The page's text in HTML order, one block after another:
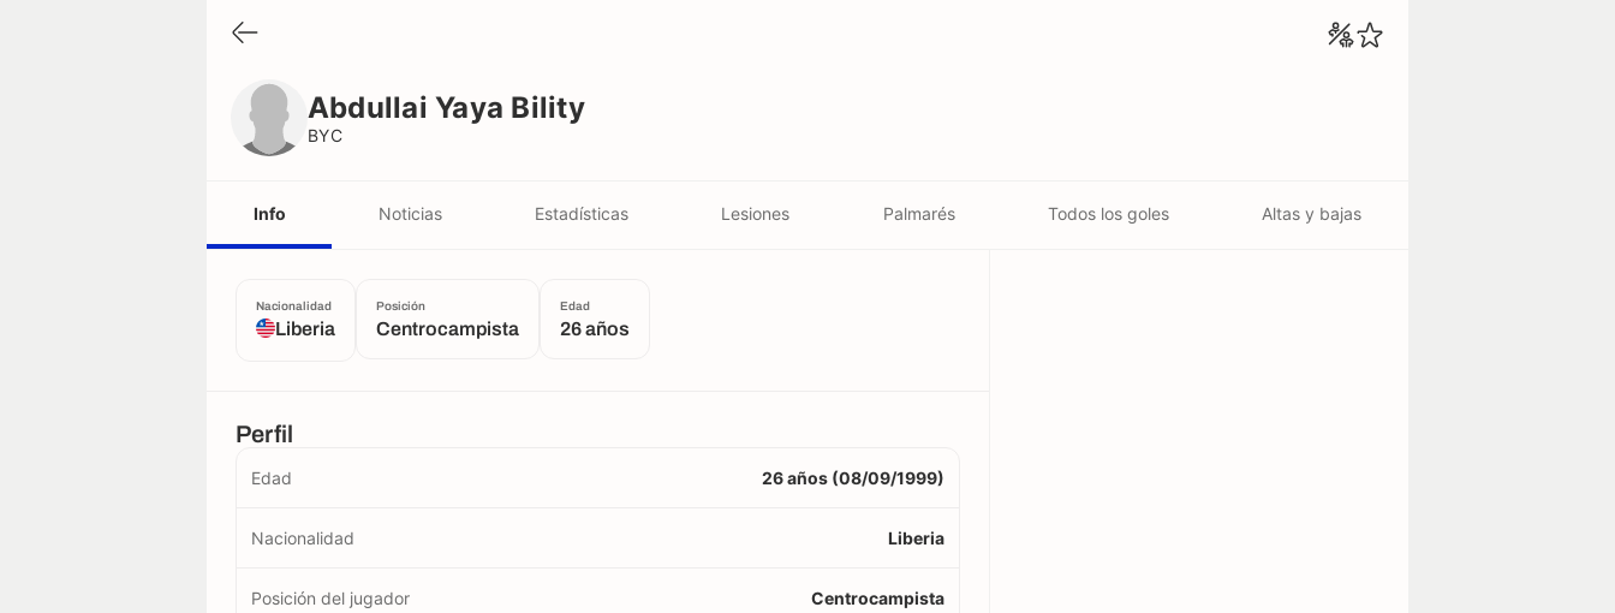
Abdullai Yaya Bility
BYC
Info Noticias Estadísticas Lesiones Palmarés Todos los goles Altas y bajas
Nacionalidad
Liberia
Posición
Centrocampista
Edad
26 años
Perfil
Edad 26 años (08/09/1999)
Nacionalidad Liberia
Posición del jugador Centrocampista